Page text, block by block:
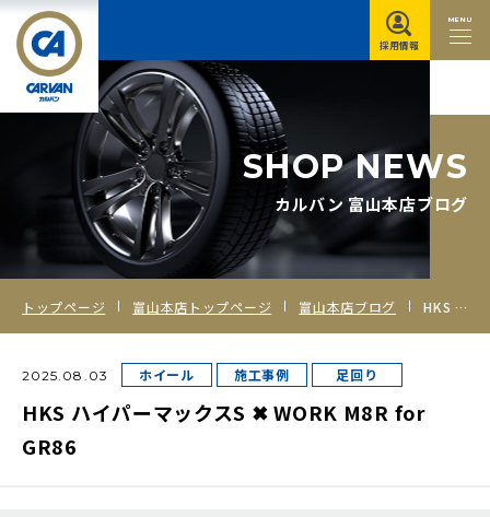
MENU
採用情報
SHOP NEWS
カルバン 富山本店ブログ
トップページ 富山本店トップページ 富山本店ブログ HKS ハイパーマックスS ✖ WORK M8R for GR86
2025.08.03 ホイール 施工事例 足回り
HKS ハイパーマックスS ✖ WORK M8R for
GR86